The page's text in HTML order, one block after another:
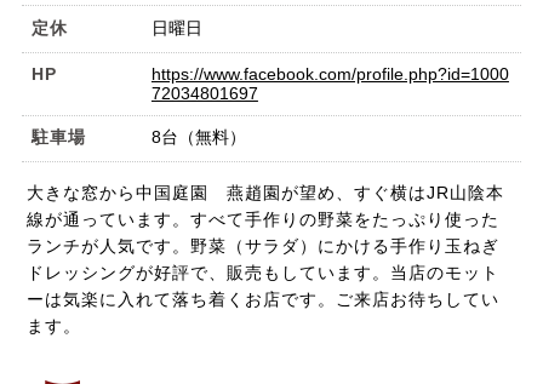
定休 日曜日
HP
https://www.facebook.com/profile.php?id=1000
72034801697
駐車場 8台（無料）
大きな窓から中国庭園 燕趙園が望め、すぐ横はJR山陰本
線が通っています。すべて手作りの野菜をたっぷり使った
ランチが人気です。野菜（サラダ）にかける手作り玉ねぎ
ドレッシングが好評で、販売もしています。当店のモット
ーは気楽に入れて落ち着くお店です。ご来店お待ちしてい
ます。